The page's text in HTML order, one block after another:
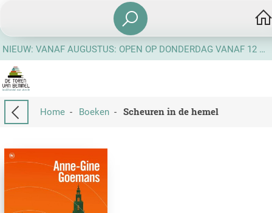
NIEUW: VANAF AUGUSTUS: OPEN OP DONDERDAG VANAF 12 UUR
Home- Boeken- Scheuren in de hemel